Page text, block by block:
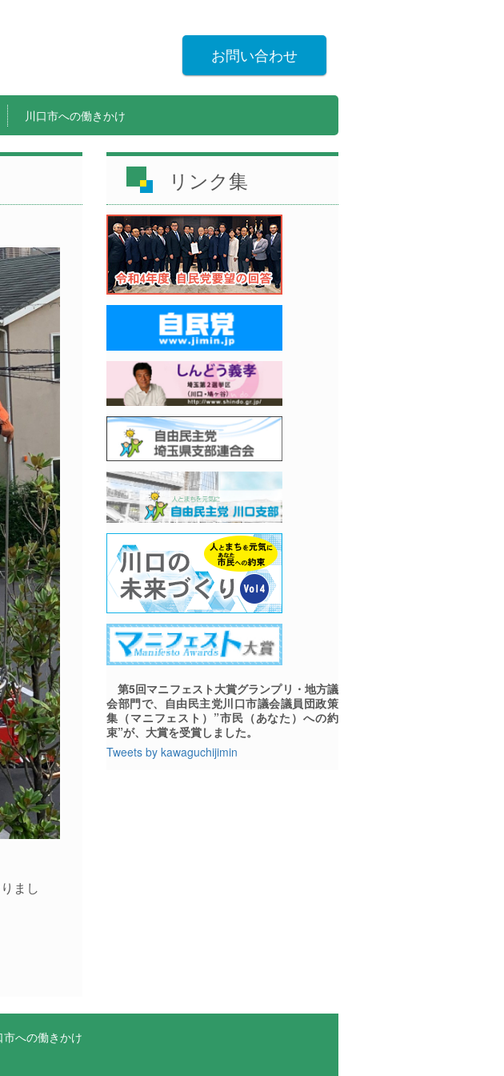
お問い合わせ
川口市への働きかけ
まし
リンク集
第5回マニフェスト大賞グランプリ・地方議
会部門で、自由民主党川口市議会議員団政策
集（マニフェスト）”市民（あなた）への約
束”が、大賞を受賞しました。
Tweets by kawaguchijimin
市への働きかけ